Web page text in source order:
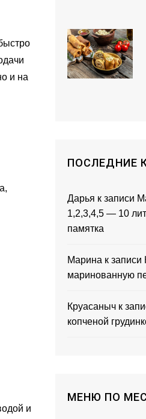
и на
и
ПОСЛЕДНИЕ
Дарья к записи
1,2,3,4,5 — 10
памятка
Марина к записи
маринованную
Круасанычк
копченой
МЕНЮ ПО